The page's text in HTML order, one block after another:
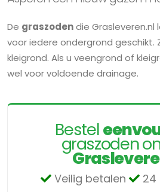
De graszodendie Grasleveren.nl
voor iedere ondergrond geschikt.
kleigrond. Als u veengrond of
wel voor voldoende drainage.
Bestel
graszoden
Veilig betalen 24